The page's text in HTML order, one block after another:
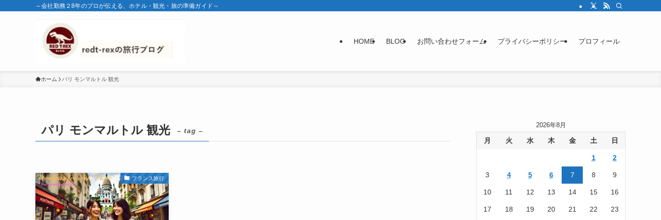
～会社勤務２8年のプロが伝える、ホテル・観光・旅の準備ガイド～
HOME BLOG お問い合わせフォーム プライバシーポリシー プロフィール
ホーム パリ モンマルトル 観光
パリ モンマルトル 観光 – tag –
フランス旅行
2026年8月
月 火 水 木 金 土 日
1 2
3 4 5 6 7 8 9
10 11 12 13 14 15 16
17 18 19 20 21 22 23